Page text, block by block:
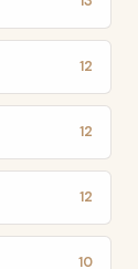
12
12
12
10